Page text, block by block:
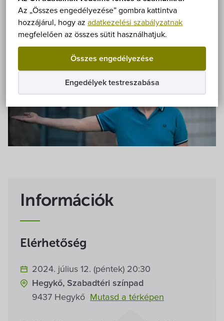
Az „Összes engedélyezése” gombra kattintva
hozzájárul, hogy az adatkezelési szabályzatnak
megfelelően az összes sütit használhatjuk.
Összes engedélyezése
Engedélyek testreszabása
Hegykő történelme
Önkormányzat
Hírek
Képviselő-testület
Villa Igku Kft.
Közérdekű adatok
Pályázatok
Információk
Elérhetőség
2024. július 12. (péntek) 20:30
Hegykő, Szabadtéri színpad
9437 Hegykő
Mutasd a térképen